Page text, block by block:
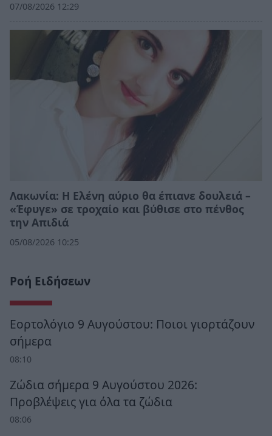
07/08/2026 12:29
Λακωνία: Η Ελένη αύριο θα έπιανε δουλειά –
«Έφυγε» σε τροχαίο και βύθισε στο πένθος
την Απιδιά
05/08/2026 10:25
Ροή Ειδήσεων
Εορτολόγιο 9 Αυγούστου: Ποιοι γιορτάζουν
σήμερα
08:10
Ζώδια σήμερα 9 Αυγούστου 2026:
Προβλέψεις για όλα τα ζώδια
08:06